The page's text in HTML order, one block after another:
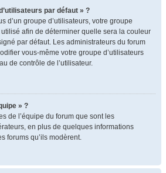
par défaut » ?
d’un groupe d’utilisateurs, votre groupe
utilisé afin de déterminer quelle sera la couleur
par défaut. Les administrateurs du forum
vous-même votre groupe d’utilisateurs
de contrôle de l’utilisateur.
» ?
de l’équipe du forum que sont les
en plus de quelques informations
forums qu’ils modèrent.